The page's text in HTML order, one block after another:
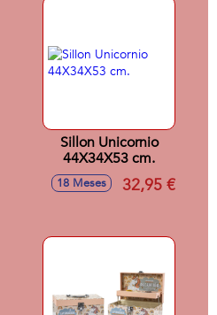
Sillon Unicornio
44X34X53 cm.
18 Meses 32,95 €